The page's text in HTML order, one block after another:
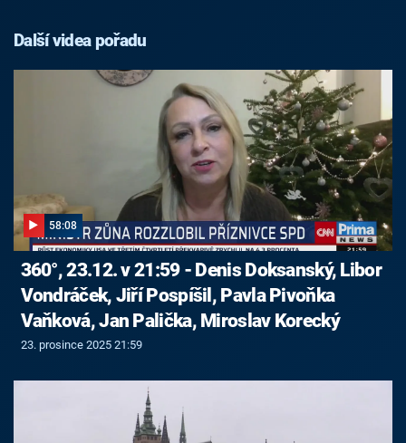
Další videa pořadu
58:08
360°, 23.12. v 21:59 - Denis Doksanský, Libor
Vondráček, Jiří Pospíšil, Pavla Pivoňka
Vaňková, Jan Palička, Miroslav Korecký
23. prosince 2025 21:59